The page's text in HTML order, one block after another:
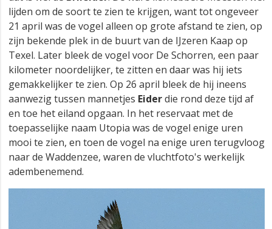
lijden om de soort te zien te krijgen, want tot ongeveer
21 april was de vogel alleen op grote afstand te zien, op
zijn bekende plek in de buurt van de IJzeren Kaap op
Texel. Later bleek de vogel voor De Schorren, een paar
kilometer noordelijker, te zitten en daar was hij iets
gemakkelijker te zien. Op 26 april bleek de hij ineens
aanwezig tussen mannetjes Eiderdie rond deze tijd af
en toe het eiland opgaan. In het reservaat met de
toepasselijke naam Utopia was de vogel enige uren
mooi te zien, en toen de vogel na enige uren terugvloog
naar de Waddenzee, waren de vluchtfoto's werkelijk
adembenemend.